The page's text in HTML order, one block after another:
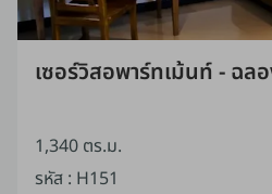
เซอร์วิสอพาร์ทเม้นท์ - ฉล
1,340 ตร.ม.
รหัส : H151